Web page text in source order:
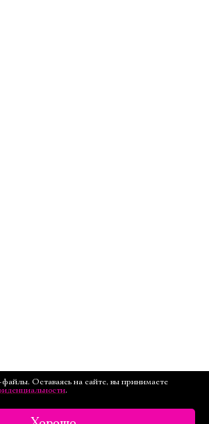
Оставаясь на сайте, вы принимаете
.